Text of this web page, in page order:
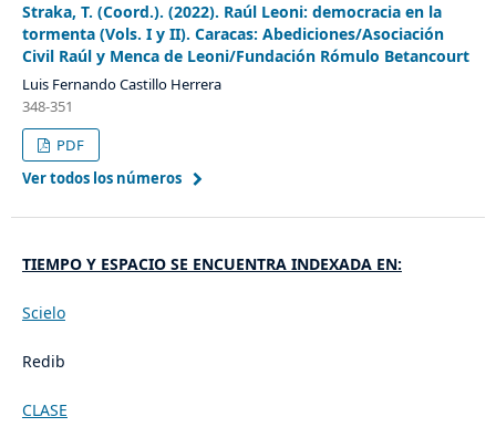
Straka, T. (Coord.). (2022). Raúl Leoni: democracia en la
tormenta (Vols. I y II). Caracas: Abediciones/Asociación
Civil Raúl y Menca de Leoni/Fundación Rómulo Betancourt
Luis Fernando Castillo Herrera
348-351
PDF
Ver todos los números
TIEMPO Y ESPACIO SE ENCUENTRA INDEXADA EN:
Scielo
Redib
CLASE